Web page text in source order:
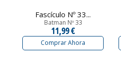
Fascículo Nº 33...
Batman Nº 33
11,99 €
Comprar Ahora